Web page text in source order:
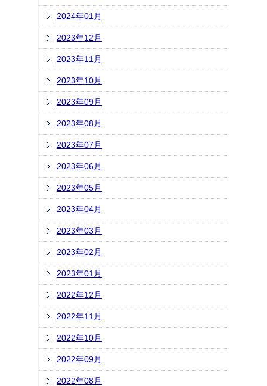
2024年01月
2023年12月
2023年11月
2023年10月
2023年09月
2023年08月
2023年07月
2023年06月
2023年05月
2023年04月
2023年03月
2023年02月
2023年01月
2022年12月
2022年11月
2022年10月
2022年09月
2022年08月